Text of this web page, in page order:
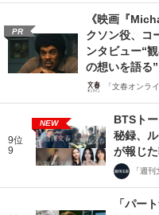
PR
《映画『
クソン役、コ
ンタビュー“
の想いを語る
「文春オンラ
9位
9
NEW
BTSト
秘録、
が報じ
「週
「パー